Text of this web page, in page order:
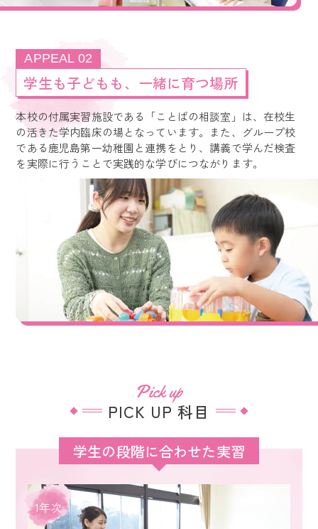
APPEAL 02
学生も子どもも、一緒に育つ場所
本校の付属実習施設である「ことばの相談室」は、在校生
の活きた学内臨床の場となっています。また、グループ校
である鹿児島第一幼稚園と連携をとり、講義で学んだ検査
を実際に行うことで実践的な学びにつながります。
Pick up
PICK UP 科目
学生の段階に合わせた実習
1年次